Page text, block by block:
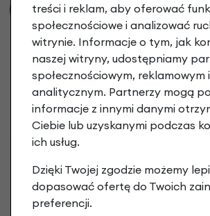
-44%
rowerka biegowego
99,90 zł
Porównaj
sztycy
treści i reklam, aby oferować
społecznościowe i analizować
witrynie. Informacje o tym, jak
naszej witryny, udostępniamy
społecznościowym, reklamowym i
analitycznym. Partnerzy mogą
informacje z innymi danymi
Ciebie lub uzyskanymi podczas
ich usług.
Dzięki Twojej zgodzie możemy
dopasować ofertę do Twoich
preferencji.